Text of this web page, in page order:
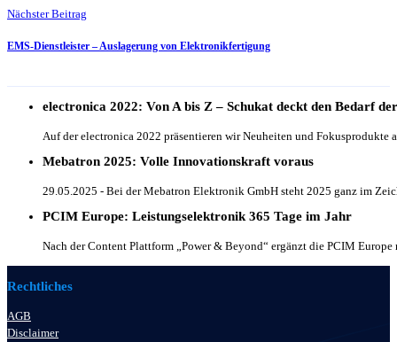
Nächster Beitrag
EMS-Dienstleister – Auslagerung von Elektronikfertigung
electronica 2022: Von A bis Z – Schukat deckt den Bedarf
Auf der electronica 2022 präsentieren wir Neuheiten und
Mebatron 2025: Volle Innovationskraft voraus
29.05.2025 - Bei der Mebatron Elektronik GmbH steht 2025 ganz im
PCIM Europe: Leistungselektronik 365 Tage im Jahr
Nach der Content Plattform „Power & Beyond“ ergänzt die PCIM
Rechtliches
AGB
Disclaimer